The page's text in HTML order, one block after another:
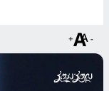
+ -